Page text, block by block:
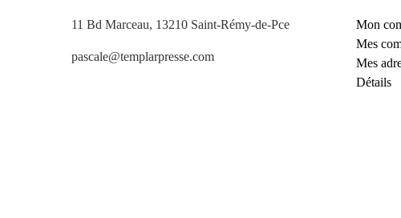
11 Bd Marceau, 13210 Saint-Rémy-de-Pce
pascale@templarpresse.com
Mon
Mes
Mes
Détails